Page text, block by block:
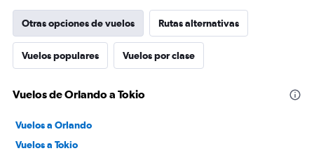
Otras opciones de vuelos Rutas alternativas
Vuelos populares Vuelos por clase
Vuelos de Orlando a Tokio
Vuelos a Orlando
Vuelos a Tokio